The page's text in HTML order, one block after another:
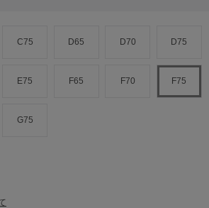
C75 D65 D70 D75
E75 F65 F70 F75
G75